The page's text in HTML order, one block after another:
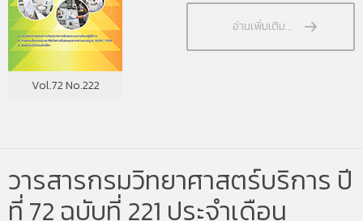
Vol.72 No.222
อ่านเพิ่มเติม...
วารสารกรมวิทยาศาสตร์บริการ ปี
ที่ 72 ฉบับที่ 221 ประจำเดือน